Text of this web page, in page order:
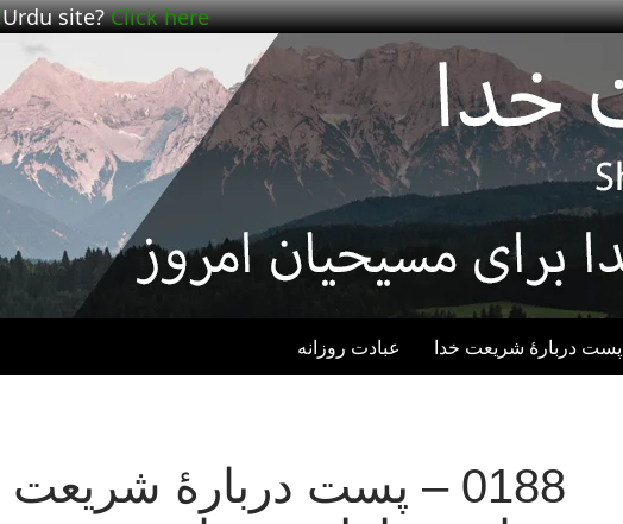
Urdu site?Click here!
پست دربارهٔ شریعت خدا عبادت روزانه
0188 – پست دربارهٔ شریعت